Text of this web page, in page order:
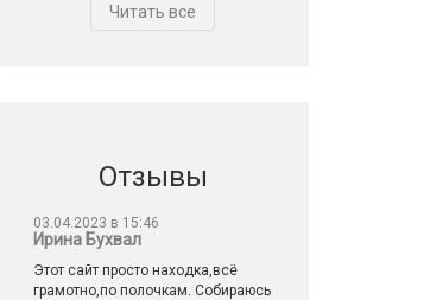
Читать все
Отзывы
03.04.2023 в 15:46
Ирина Бухвал
Этот сайт просто находка,всё
грамотно,по полочкам. Собираюсь